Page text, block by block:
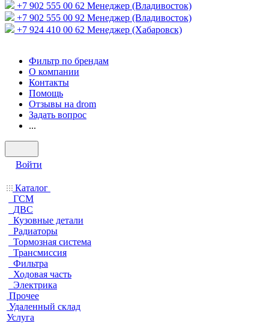
+7 902 555 00 62 Менеджер (Владивосток)
+7 902 555 00 92 Менеджер (Владивосток)
+7 924 410 00 62 Менеджер (Хабаровск)
Фильтр по брендам
О компании
Контакты
Помощь
Отзывы на drom
Задать вопрос
...
Войти
Каталог
ГСМ
ДВС
Кузовные детали
Радиаторы
Тормозная система
Трансмиссия
Фильтра
Ходовая часть
Электрика
Прочее
Удаленный склад
Услуга